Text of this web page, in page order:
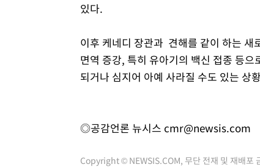
있다.
이후 케네디 장관과 견해를 같이 하는
면역 증강, 특히 유아기의 백신 접종 등
되거나 심지어 아예 사라질 수도 있는 상
◎공감언론 뉴시스 cmr@newsis.com
Copyright © NEWSIS.COM, 무단 전재 및 재배포